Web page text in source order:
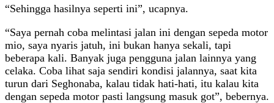
“Sehingga hasilnya seperti ini”, ucapnya.
“Saya pernah coba melintasi jalan ini dengan sepeda motor
mio, saya nyaris jatuh, ini bukan hanya sekali, tapi
beberapa kali. Banyak juga pengguna jalan lainnya yang
celaka. Coba lihat saja sendiri kondisi jalannya, saat kita
turun dari Seghonaba, kalau tidak hati-hati, itu kalau kita
dengan sepeda motor pasti langsung masuk got”, bebernya.